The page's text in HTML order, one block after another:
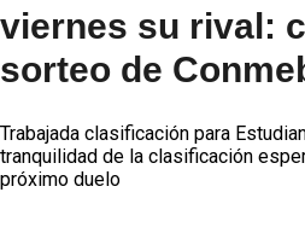
viernes su rival:
sorteo de
Trabajada clasificación para
tranquilidad de la clasificación
próximo duelo